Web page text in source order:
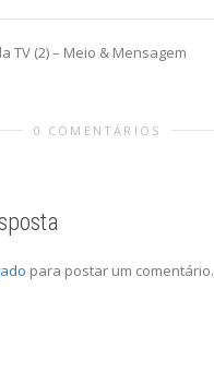
TV (2) – Meio & Mensagem
0 COMENTÁRIOS
para postar um comentário.